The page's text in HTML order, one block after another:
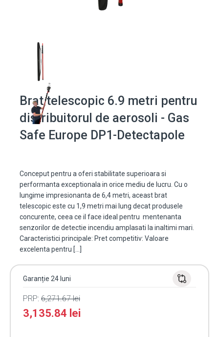
Brat telescopic 6.9 metri pentru
distribuitorul de aerosoli - Gas
Safe Europe DP1-Detectapole
Conceput pentru a oferi stabilitate superioara si
performanta exceptionala in orice mediu de lucru. Cu o
lungime impresionanta de 6,4 metri, aceast brat
telescopic este cu 1,9 metri mai lung decat produsele
concurente, ceea ce il face ideal pentru mentenanta
senzorilor de detectie incendiu amplasati la inaltimi mari.
Caracteristici principale: Pret competitiv: Valoare
excelenta pentru […]
Garanție 24 luni
PRP: 6,271.67lei
3,135.84 lei